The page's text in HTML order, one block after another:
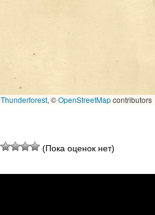
Thunderforest, ©OpenStreetMapcontributors
(Пока оценок нет)